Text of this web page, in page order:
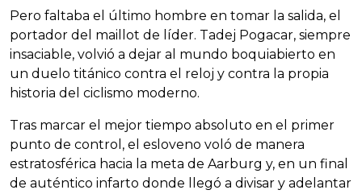
Pero faltaba el último hombre en tomar la salida, el
portador del maillot de líder. Tadej Pogacar, siempre
insaciable, volvió a dejar al mundo boquiabierto en
un duelo titánico contra el reloj y contra la propia
historia del ciclismo moderno.
Tras marcar el mejor tiempo absoluto en el primer
punto de control, el esloveno voló de manera
estratosférica hacia la meta de Aarburg y, en un final
de auténtico infarto donde llegó a divisar y adelantar